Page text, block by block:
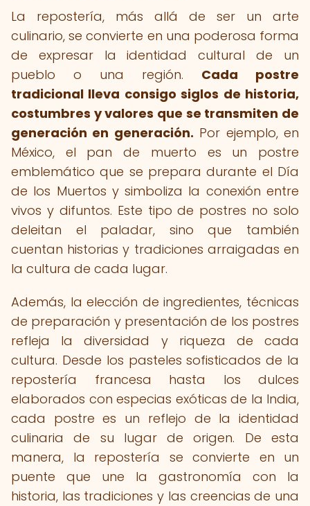
La repostería, más allá de ser un arte
culinario, se convierte en una poderosa forma
de expresar la identidad cultural de un
pueblo o una región. Cada postre
tradicional lleva consigo siglos de historia,
costumbres y valores que se transmiten de
generación en generación. Por ejemplo, en
México, el pan de muerto es un postre
emblemático que se prepara durante el Día
de los Muertos y simboliza la conexión entre
vivos y difuntos. Este tipo de postres no solo
deleitan el paladar, sino que también
cuentan historias y tradiciones arraigadas en
la cultura de cada lugar.
Además, la elección de ingredientes, técnicas
de preparación y presentación de los postres
refleja la diversidad y riqueza de cada
cultura. Desde los pasteles sofisticados de la
repostería francesa hasta los dulces
elaborados con especias exóticas de la India,
cada postre es un reflejo de la identidad
culinaria de su lugar de origen. De esta
manera, la repostería se convierte en un
puente que une la gastronomía con la
historia, las tradiciones y las creencias de una